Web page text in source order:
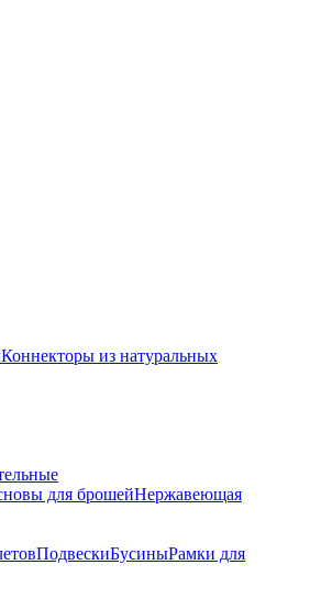
Коннекторы из натуральных
для брошейНержавеющая
ПодвескиБусиныРамки для